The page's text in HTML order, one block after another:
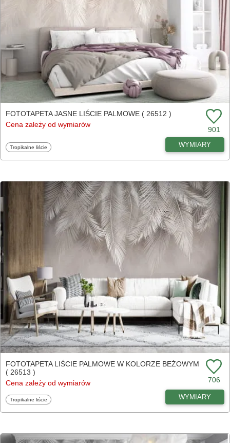
FOTOTAPETA JASNE LIŚCIE PALMOWE ( 26512 )
Cena zależy od wymiarów
901
Fototapety
Tropikalne liście WYMIARY
FOTOTAPETA LIŚCIE PALMOWE W KOLORZE BEŻOWYM
( 26513 )
Cena zależy od wymiarów
706
Fototapety
Tropikalne liście WYMIARY